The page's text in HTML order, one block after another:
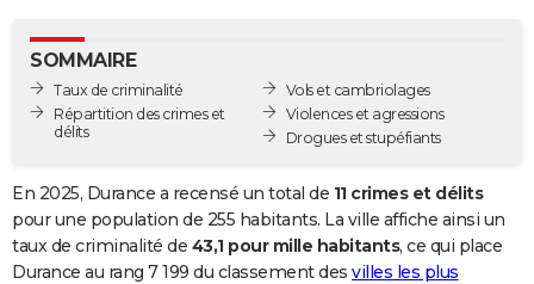
GUIDES D'ACHAT
BONS PLANS
Carte de Noël
Carte Bonne année
Carte Saint-Valentin
Carte Pâques
Carte d'anniversaire
DICTIONNAIRE
Dictionnaire
Biographies
Citations
Expressions
Proverbes
PROGRAMME TV
SOMMAIRE
Taux de criminalité
Répartition des crimes et
délits
Vols et cambriolages
Violences et agressions
Drogues et stupéfiants
En 2025, Durance a recensé un total de 11 crimes et délits
pour une population de 255 habitants. La ville affiche ainsi un
taux de criminalité de 43,1 pour mille habitants, ce qui place
Durance au rang 7 199 du classement des villes les plus